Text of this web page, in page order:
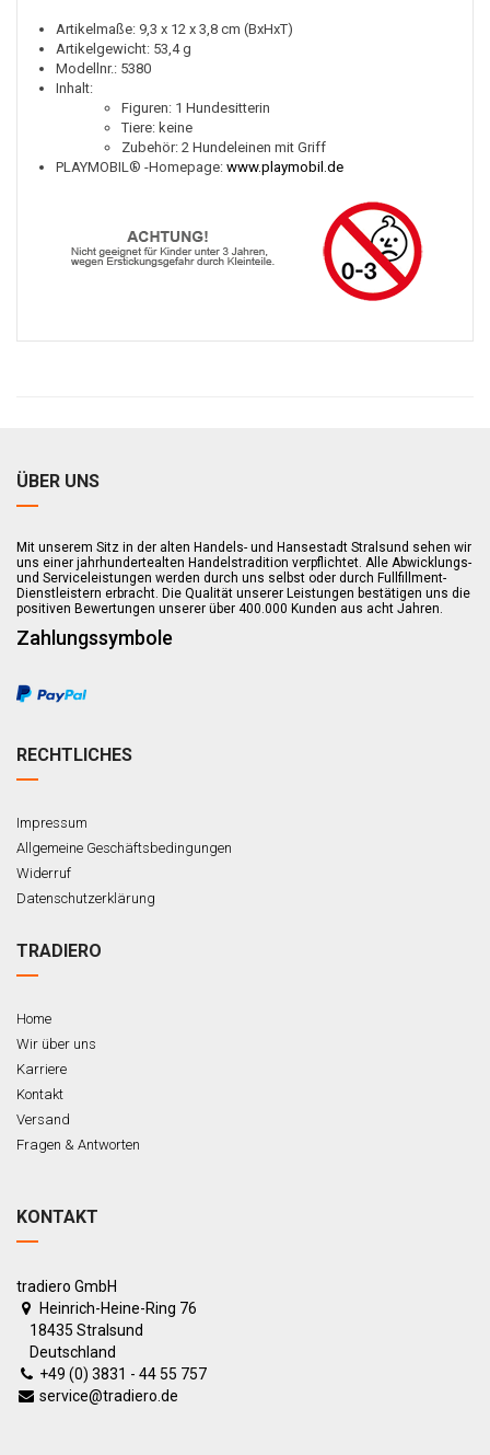
Artikelmaße: 9,3 x 12 x 3,8 cm (BxHxT)
Artikelgewicht: 53,4 g
Modellnr.: 5380
Inhalt:
Figuren: 1 Hundesitterin
Tiere: keine
Zubehör: 2 Hundeleinen mit Griff
PLAYMOBIL® -Homepage: www.playmobil.de
ÜBER UNS
Mit unserem Sitz in der alten Handels- und Hansestadt Stralsund sehen wir
uns einer jahrhundertealten Handelstradition verpflichtet. Alle Abwicklungs-
und Serviceleistungen werden durch uns selbst oder durch Fullfillment-
Dienstleistern erbracht. Die Qualität unserer Leistungen bestätigen uns die
positiven Bewertungen unserer über 400.000 Kunden aus acht Jahren.
Zahlungssymbole
RECHTLICHES
Impressum
Allgemeine Geschäftsbedingungen
Widerruf
Datenschutzerklärung
TRADIERO
Home
Wir über uns
Karriere
Kontakt
Versand
Fragen & Antworten
KONTAKT
tradiero GmbH
Heinrich-Heine-Ring 76
18435 Stralsund
Deutschland
+49 (0) 3831 - 44 55 757
service@tradiero.de